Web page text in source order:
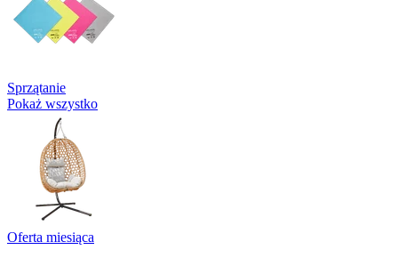
Sprzątanie
Pokaż wszystko
Oferta miesiąca